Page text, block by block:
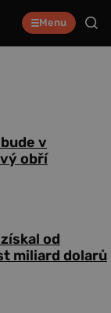
Menu
v
obří
od
miliard dolarů